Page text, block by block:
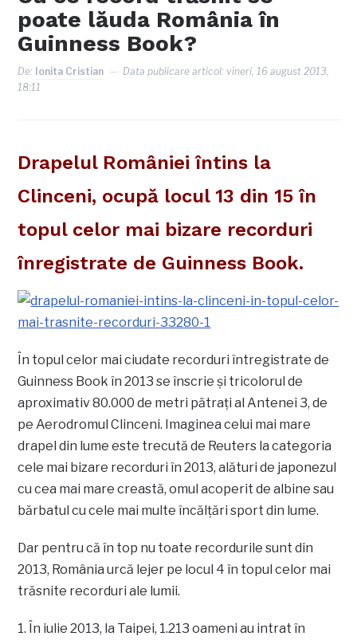
poate lăuda România în
Guinness Book?
De: Ionita Cristian Data publicare articol: vineri, 16 august 2013,
18:11
Drapelul României întins la
Clinceni, ocupă locul 13 din 15 în
topul celor mai bizare recorduri
înregistrate de Guinness Book.
În topul celor mai ciudate recorduri întregistrate de
Guinness Book în 2013 se înscrie şi tricolorul de
aproximativ 80.000 de metri pătraţi al Antenei 3, de
pe Aerodromul Clinceni. Imaginea celui mai mare
drapel din lume este trecută de Reuters la categoria
cele mai bizare recorduri în 2013, alături de japonezul
cu cea mai mare creastă, omul acoperit de albine sau
bărbatul cu cele mai multe încălţări sport din lume.
Dar pentru că în top nu toate recordurile sunt din
2013, România urcă lejer pe locul 4 în topul celor mai
trăsnite recorduri ale lumii.
1. În iulie 2013, la Taipei, 1.213 oameni au intrat în